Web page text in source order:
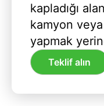
kapladığı
kamyon
yapmak
Teklif alın